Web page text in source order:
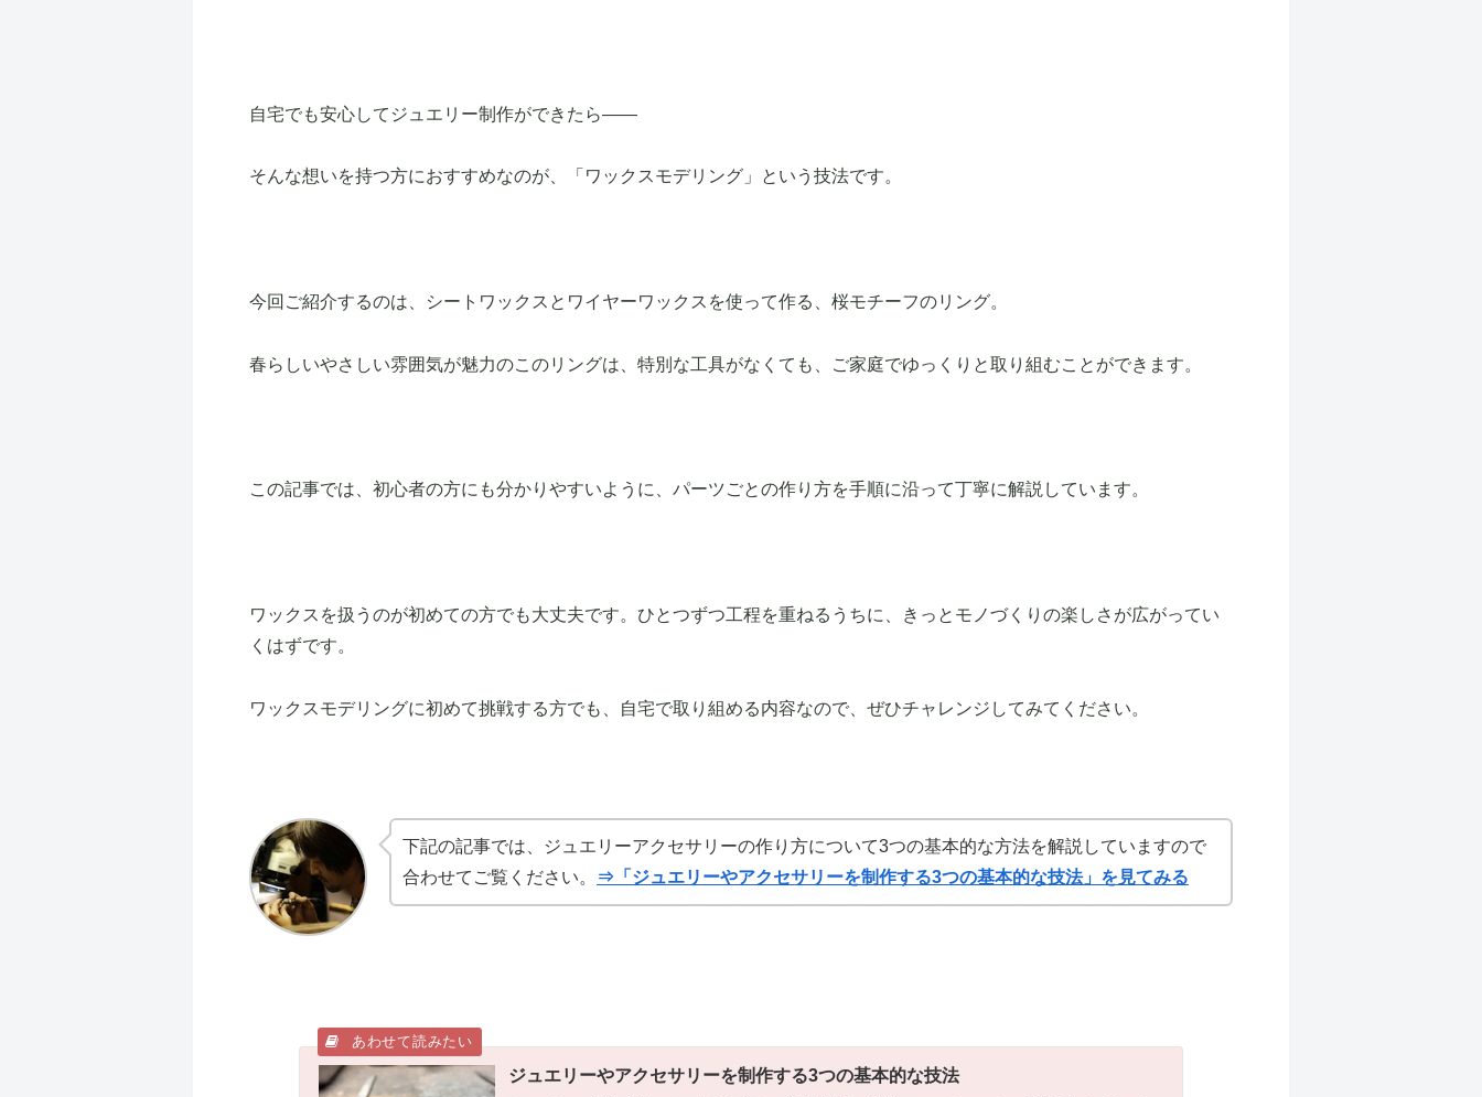
自宅でも安心してジュエリー制作ができたら――
そんな想いを持つ方におすすめなのが、「ワックスモデリング」という技法です。
今回ご紹介するのは、シートワックスとワイヤーワックスを使って作る、桜モチーフのリング。
春らしいやさしい雰囲気が魅力のこのリングは、特別な工具がなくても、ご家庭でゆっくりと取り組むことができます。
この記事では、初心者の方にも分かりやすいように、パーツごとの作り方を手順に沿って丁寧に解説しています。
ワックスを扱うのが初めての方でも大丈夫です。ひとつずつ工程を重ねるうちに、きっとモノづくりの楽しさが広がってい
くはずです。
ワックスモデリングに初めて挑戦する方でも、自宅で取り組める内容なので、ぜひチャレンジしてみてください。
下記の記事では、ジュエリーアクセサリーの作り方について3つの基本的な方法を解説していますので
合わせてご覧ください。
⇒「ジュエリーやアクセサリーを制作する3つの基本的な技法」を見てみる
ジュエリーやアクセサリーを制作する3つの基本的な技法